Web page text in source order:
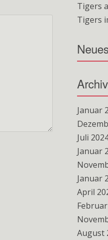
Tigers
Tigers
Archiv
Januar
Juli
Januar
Januar
April
August